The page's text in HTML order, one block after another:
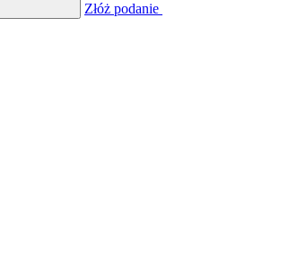
Złóż podanie